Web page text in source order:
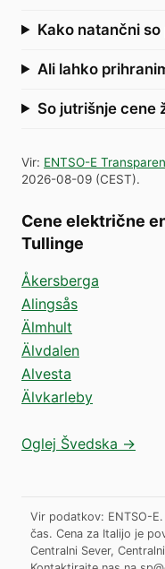
Kako natančni
Ali lahko
So jutrišnje cene
Vir: ENTSO-E
2026-08-09 (CEST).
Cene električne
Tullinge
Åkersberga
Alingsås
Älmhult
Älvdalen
Alvesta
Älvkarleby
Oglej Švedska →
Vir podatkov: ENTSO-
čas. Cena za Italijo je
Centralni Sever,